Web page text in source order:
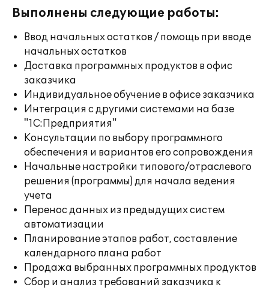
Выполнены следующие работы:
Ввод начальных остатков / помощь при вводе
начальных остатков
Доставка программных продуктов в офис
заказчика
Индивидуальное обучение в офисе заказчика
Интеграция с другими системами на базе
"1С:Предприятия"
Консультации по выбору программного
обеспечения и вариантов его сопровождения
Начальные настройки типового/отраслевого
решения (программы) для начала ведения
учета
Перенос данных из предыдущих систем
автоматизации
Планирование этапов работ, составление
календарного плана работ
Продажа выбранных программных продуктов
Сбор и анализ требований заказчика к